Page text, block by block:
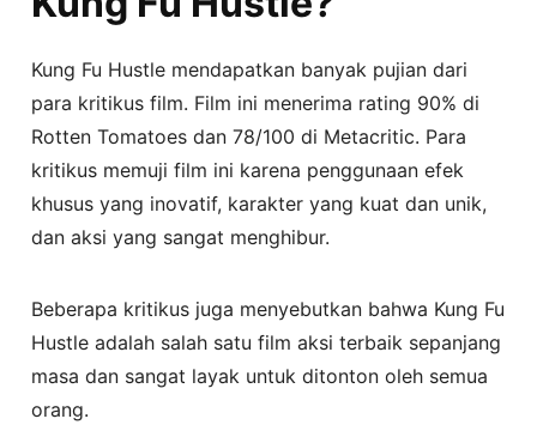
Kung Fu Hustle mendapatkan banyak pujian dari
para kritikus film. Film ini menerima rating 90% di
Rotten Tomatoes dan 78/100 di Metacritic. Para
kritikus memuji film ini karena penggunaan efek
khusus yang inovatif, karakter yang kuat dan unik,
dan aksi yang sangat menghibur.
Beberapa kritikus juga menyebutkan bahwa Kung Fu
Hustle adalah salah satu film aksi terbaik sepanjang
masa dan sangat layak untuk ditonton oleh semua
orang.